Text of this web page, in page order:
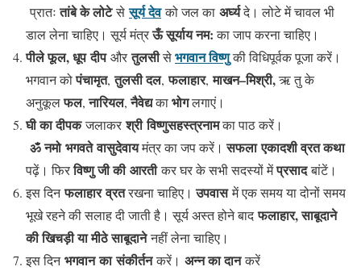
प्रातःतांबे के लोटेसे सूर्य देव को जल का अर्घ्यदे। लोटे में चावल भी
डाल लेना चाहिए। सूर्य मंत्रऊँ सूर्याय नम:का जाप करना चाहिए।
पीले फूल, धूप दीपऔरतुलसीसेभगवान विष्णुकी विधिपूर्वक पूजा करें।
भगवान कोपंचामृत,तुलसी दल,फलाहार,माखन–मिश्री,ऋ तु के
अनुकूलफल,नारियल,नैवेद्यकाभोगलगाएं।
घी का दीपकजलाकरश्री विष्णुसहस्त्रनामका पाठ करें।
ॐ नमो भगवते वासुदेवायमंत्र का जप करें।सफलाएकादशी व्रत कथा
पढ़ें। फिरविष्‍णु जी की आरतीकर घर के सभी सदस्‍यों मेंप्रसादबांटें।
इस दिनफलाहार व्रतरखना चाहिए।उपवासमें एक समय या दोनों समय
भूखे रहने की सलाह दी जाती है। सूर्य अस्त होने बादफलाहार, साबूदाने
की खिचड़ी या मीठे साबूदानेनहीं लेना चाहिए।
इस दिनभगवान का संकीर्तनकरें। अन्न का दानकरें